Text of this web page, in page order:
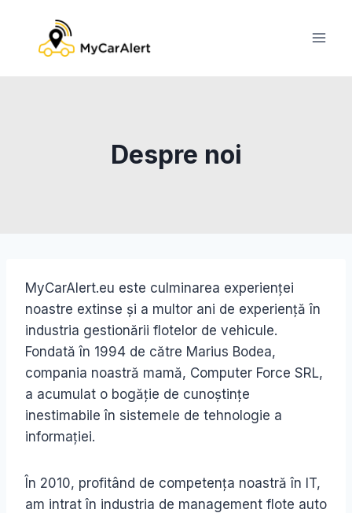
content
Despre noi
MyCarAlert.eu este culminarea experienței
noastre extinse și a multor ani de experiență în
industria gestionării flotelor de vehicule.
Fondată în 1994 de către Marius Bodea,
compania noastră mamă, Computer Force SRL,
a acumulat o bogăție de cunoștințe
inestimabile în sistemele de tehnologie a
informației.
În 2010, profitând de competența noastră în IT,
am intrat în industria de management flote auto